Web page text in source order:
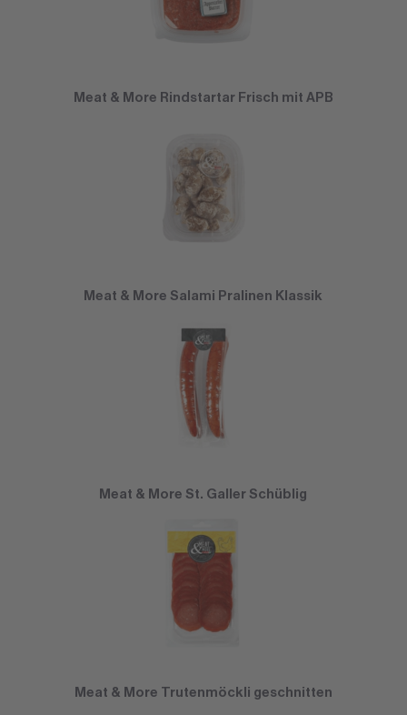
Meat & More Rindstartar Frisch mit APB
Meat & More Salami Pralinen Klassik
Meat & More St. Galler Schüblig
Meat & More Trutenmöckli geschnitten